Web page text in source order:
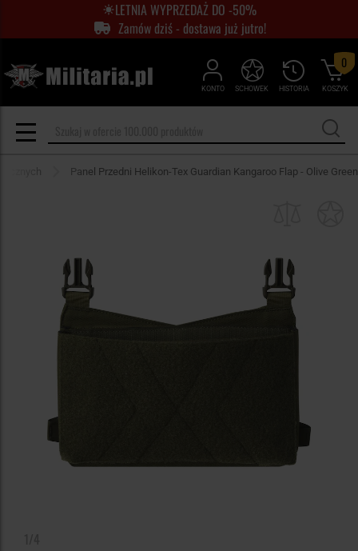
LETNIA WYPRZEDAŻ DO -50%
Zamów dziś - dostawa już jutro!
KONTO HISTORIA
SCHOWEK KOSZYK
0
Panel Przedni Helikon-Tex Guardian Kangaroo Flap - Olive Green